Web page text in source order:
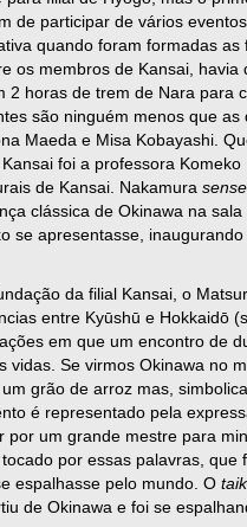
de participar de vários
quando foram formadas as
os membros de Kansai, havia
2 horas de trem de Nara para
são ninguém menos que
Maeda e Misa Kobayashi.
foi a professora Komeko
de Kansai. Nakamura
clássica de Okinawa na
se apresentasse,
da filial Kansai, o
entre Kyūshū e Hokkaidō
em que um encontro de
vidas. Se virmos Okinawa no
grão de arroz mas,
é representado pela
por um grande mestre para
por essas palavras, que
espalhasse pelo mundo. O
de Okinawa e foi se